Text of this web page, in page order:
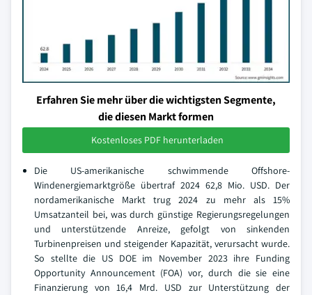
Erfahren Sie mehr über die wichtigsten Segmente,
die diesen Markt formen
Kostenloses PDF herunterladen
Die US-amerikanische schwimmende Offshore-
Windenergiemarktgröße übertraf 2024 62,8 Mio. USD. Der
nordamerikanische Markt trug 2024 zu mehr als 15%
Umsatzanteil bei, was durch günstige Regierungsregelungen
und unterstützende Anreize, gefolgt von sinkenden
Turbinenpreisen und steigender Kapazität, verursacht wurde.
So stellte die US DOE im November 2023 ihre Funding
Opportunity Announcement (FOA) vor, durch die sie eine
Finanzierung von 16,4 Mrd. USD zur Unterstützung der